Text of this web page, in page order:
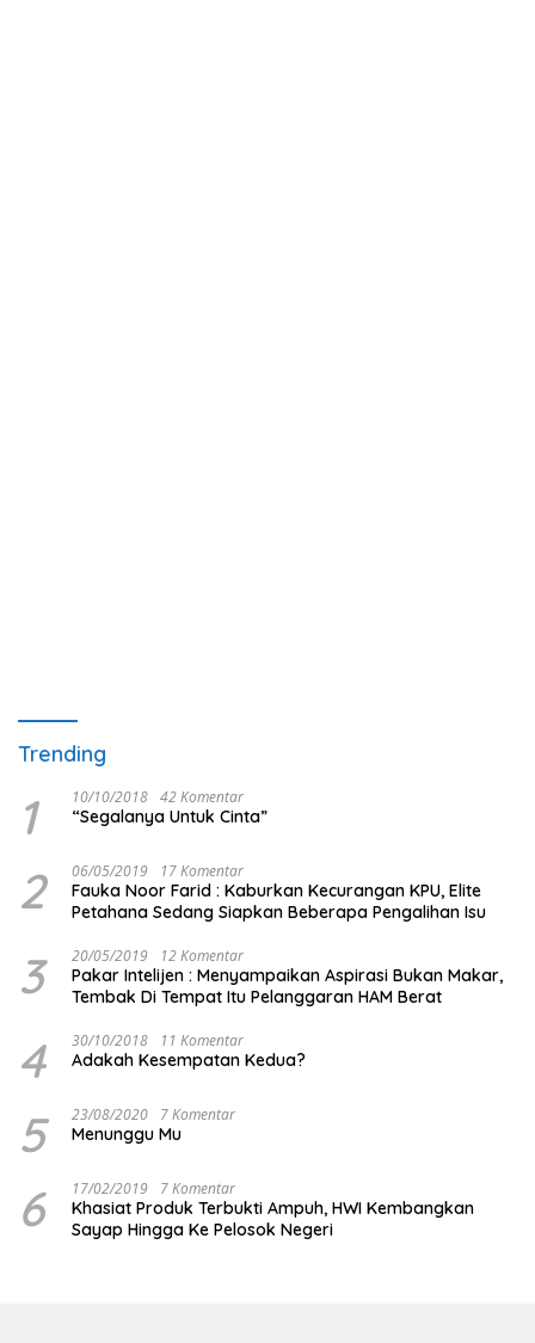
Trending
1 10/10/2018 42 Komentar
“Segalanya Untuk Cinta”
2 06/05/2019 17 Komentar
Fauka Noor Farid : Kaburkan Kecurangan KPU, Elite
Petahana Sedang Siapkan Beberapa Pengalihan Isu
3 20/05/2019 12 Komentar
Pakar Intelijen : Menyampaikan Aspirasi Bukan Makar,
Tembak Di Tempat Itu Pelanggaran HAM Berat
4 30/10/2018 11 Komentar
Adakah Kesempatan Kedua?
5 23/08/2020 7 Komentar
Menunggu Mu
6 17/02/2019 7 Komentar
Khasiat Produk Terbukti Ampuh, HWI Kembangkan
Sayap Hingga Ke Pelosok Negeri